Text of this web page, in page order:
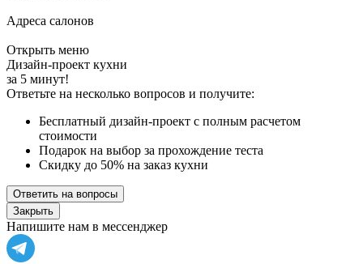
Адреса салонов
Открыть меню
Дизайн-проект кухни
за 5 минут!
Ответьте на несколько вопросов и получите:
Бесплатный дизайн-проект с полным расчетом
стоимости
Подарок на выбор за прохождение теста
Скидку до 50% на заказ кухни
Ответить на вопросы
Закрыть
Напишите нам в мессенджер